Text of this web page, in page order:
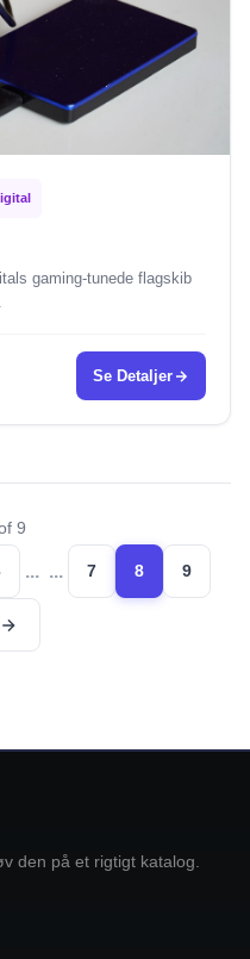
gaming-tunede flagskib
Se Detaljer
9
... ... 7 8 9
den på et rigtigt katalog.